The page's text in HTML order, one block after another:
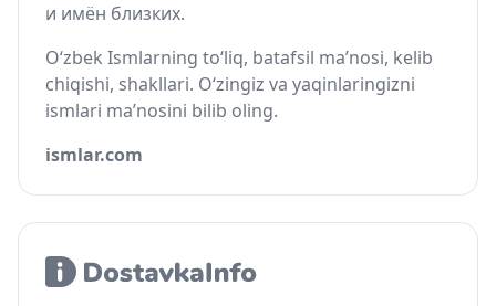
и имён близких.
O‘zbek Ismlarning to‘liq, batafsil ma’nosi, kelib
chiqishi, shakllari. O‘zingiz va yaqinlaringizni
ismlari ma’nosini bilib oling.
ismlar.com